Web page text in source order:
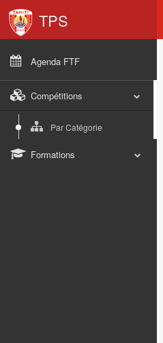
TPS
Agenda FTF
Compétitions
Par Catégorie
Formations